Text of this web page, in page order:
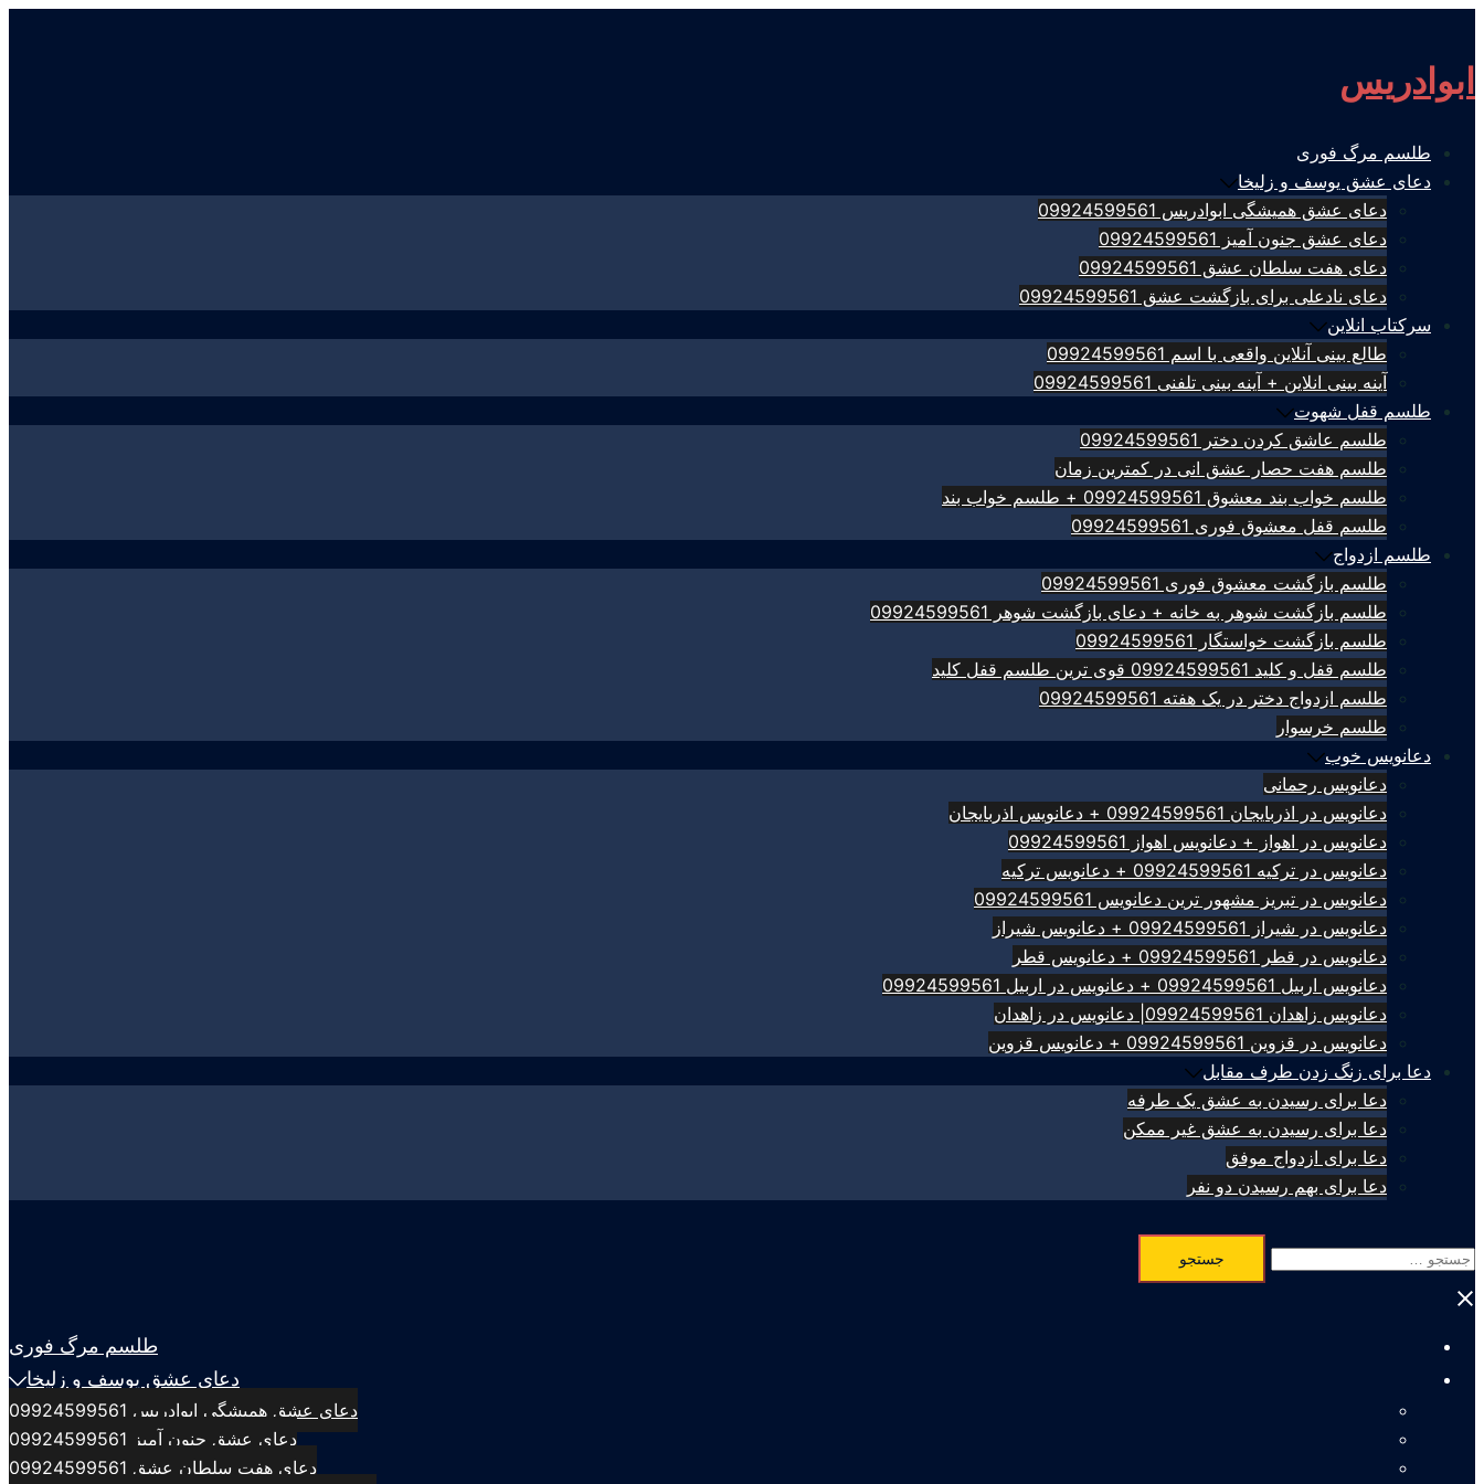
content
ابوادریس
طلسم مرگ فوری
دعای عشق یوسف و زلیخا
دعای عشق همیشگی ابوادریس 09924599561
دعای عشق جنون آمیز 09924599561
دعای هفت سلطان عشق 09924599561
دعای نادعلی برای بازگشت عشق 09924599561
سرکتاب انلاین
طالع بینی آنلاین واقعی با اسم 09924599561
آینه بینی انلاین + آینه بینی تلفنی 09924599561
طلسم قفل شهوت
طلسم عاشق کردن دختر 09924599561
طلسم هفت حصار عشق انی در کمترین زمان
طلسم خواب بند معشوق 09924599561 + طلسم خواب بند
طلسم قفل معشوق فوری 09924599561
طلسم ازدواج
طلسم بازگشت معشوق فوری 09924599561
طلسم بازگشت شوهر به خانه + دعای بازگشت شوهر 09924599561
طلسم بازگشت خواستگار 09924599561
طلسم قفل و کلید 09924599561 قوی ترین طلسم قفل کلید
طلسم ازدواج دختر در یک هفته 09924599561
طلسم خرسوار
دعانویس خوب
دعانویس رحمانی
دعانویس در اذربایجان 09924599561 + دعانویس اذربایجان
دعانویس در اهواز + دعانویس اهواز 09924599561
دعانویس در ترکیه 09924599561 + دعانویس ترکیه
دعانویس در تبریز مشهور ترین دعانویس 09924599561
دعانویس در شیراز 09924599561 + دعانویس شیراز
دعانویس در قطر 09924599561 + دعانویس قطر
دعانویس اربیل 09924599561 + دعانویس در اربیل 09924599561
دعانویس زاهدان 09924599561| دعانویس در زاهدان
دعانویس در قزوین 09924599561 + دعانویس قزوین
دعا برای زنگ زدن طرف مقابل
دعا برای رسیدن به عشق یک طرفه
دعا برای رسیدن به عشق غیر ممکن
دعا برای ازدواج موفق
دعا برای بهم رسیدن دو نفر
جستجو
برای:
Close
طلسم مرگ فوری
دعای عشق یوسف و زلیخا
دعای عشق همیشگی ابوادریس 09924599561
دعای عشق جنون آمیز 09924599561
دعای هفت سلطان عشق 09924599561